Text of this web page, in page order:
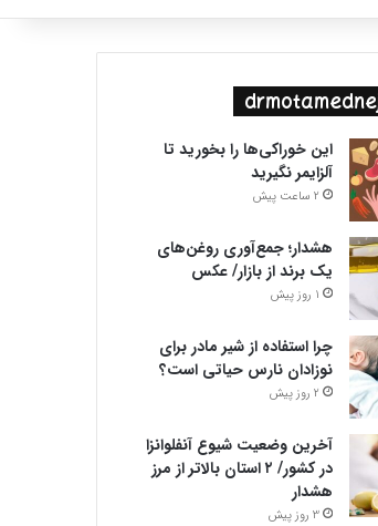
این خوراکی‌ها را بخورید تا
آلزایمر نگیرید
2 ساعت پیش
هشدار؛ جمع‌آوری روغن‌های
یک برند از بازار/ عکس
1 روز پیش
چرا استفاده از شیر مادر برای
نوزادان نارس حیاتی است؟
2 روز پیش
آخرین وضعیت شیوع آنفلوانزا
در کشور/ ۲ استان بالاتر از مرز
هشدار
3 روز پیش